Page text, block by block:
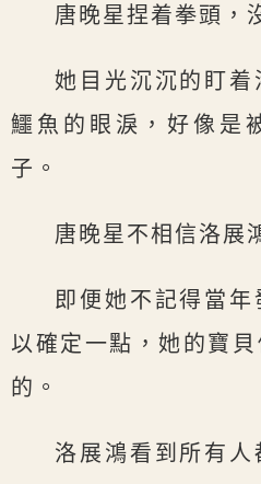
唐晚星捏着拳頭，
她目光沉沉的盯
鱷魚的眼淚，好像是
子。
唐晚星不相信洛展
即便她不記得當
以確定一點，她的寶
的。
洛展鴻看到所有